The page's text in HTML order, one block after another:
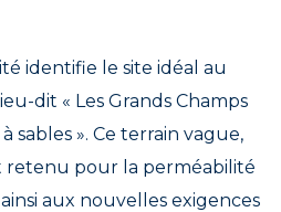
identifie le site idéal au
dit « Les Grands Champs
sables ». Ce terrain vague,
retenu pour la perméabilité
aux nouvelles exigences